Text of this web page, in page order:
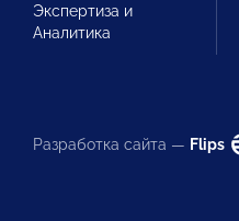
Экспертиза и
Аналитика
Разработка сайта — Flips